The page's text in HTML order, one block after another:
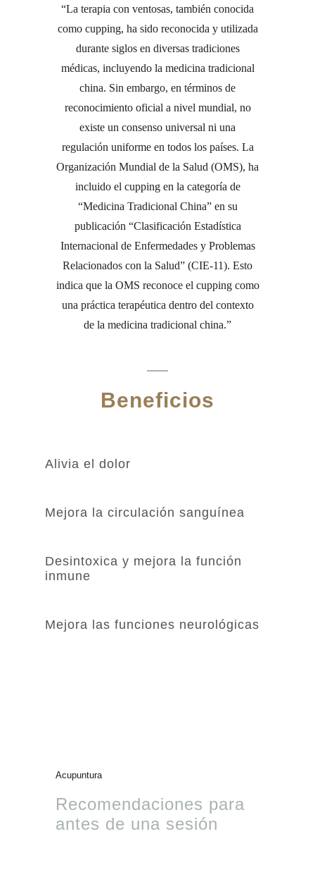
La terapia con ventosas, también conocida
como cupping, ha sido reconocida y utilizada
durante siglos en diversas tradiciones
médicas, incluyendo la medicina tradicional
china. Sin embargo, en términos de
reconocimiento oficial a nivel mundial, no
existe un consenso universal ni una
regulación uniforme en todos los países. La
Organización Mundial de la Salud (OMS), ha
incluido el cupping en la categoría de
“Medicina Tradicional China” en su
publicación “Clasificación Estadística
Internacional de Enfermedades y Problemas
Relacionados con la Salud” (CIE-11). Esto
indica que la OMS reconoce el cupping como
una práctica terapéutica dentro del contexto
de la medicina tradicional china.
Beneficios
Alivia el dolor
Mejora la circulación sanguínea
Desintoxica y mejora la función
inmune
Mejora las funciones neurológicas
Acupuntura
Recomendaciones para
antes de una sesión